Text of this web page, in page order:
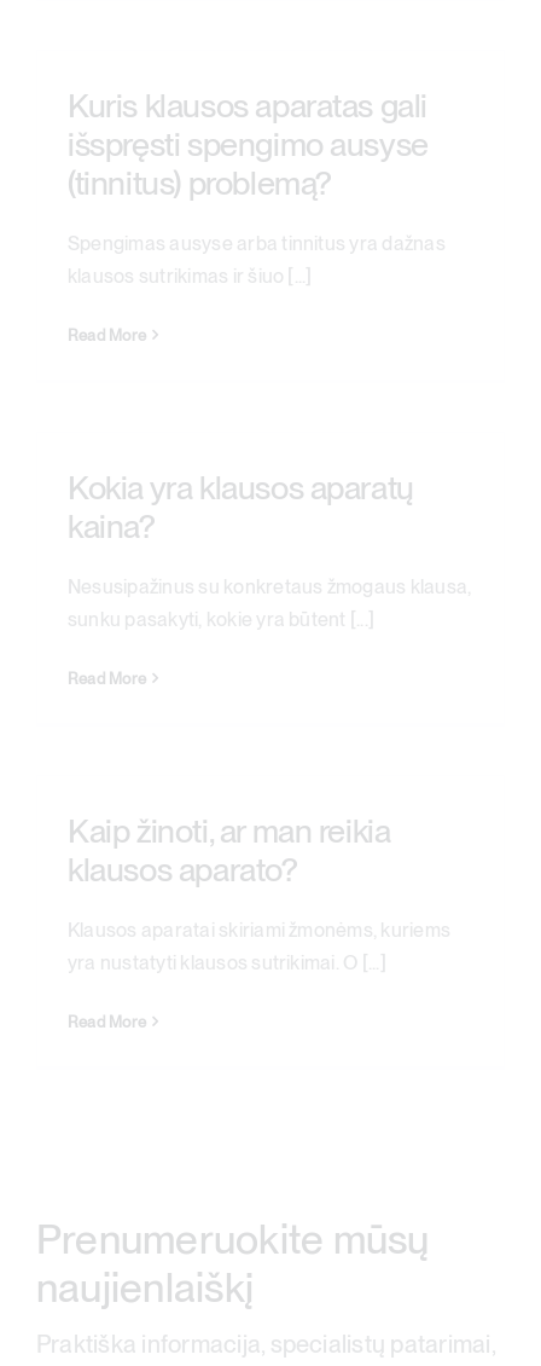
Kuris klausos aparatas gali
išspręsti spengimo ausyse
(tinnitus) problemą?
Spengimas ausyse arba tinnitus yra dažnas
klausos sutrikimas ir šiuo [...]
Read More
Kokia yra klausos aparatų
kaina?
Nesusipažinus su konkretaus žmogaus klausa,
sunku pasakyti, kokie yra būtent [...]
Read More
Kaip žinoti, ar man reikia
klausos aparato?
Klausos aparatai skiriami žmonėms, kuriems
yra nustatyti klausos sutrikimai. O [...]
Read More
Prenumeruokite mūsų
naujienlaiškį
Praktiška informacija, specialistų patarimai,